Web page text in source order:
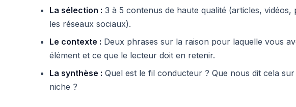
La sélection : 3 à 5 contenus de haute qualité (articles,
les réseaux sociaux).
Le contexte : Deux phrases sur la raison pour laquelle vous
élément et ce que le lecteur doit en retenir.
La synthèse : Quel est le fil conducteur ? Que nous dit cela
niche ?